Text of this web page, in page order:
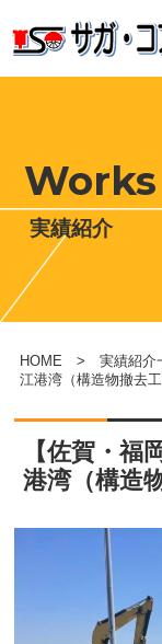
Works
実績紹介
HOME > 実績紹介
江港湾（構造物撤去
【佐賀・
港湾（構造